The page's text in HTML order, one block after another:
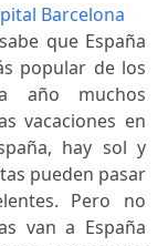
Barcelona
que España
popular de los
año muchos
vacaciones en
hay sol y
pueden pasar
Pero no
van a España